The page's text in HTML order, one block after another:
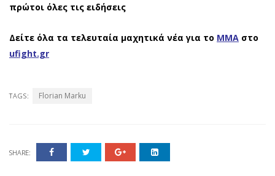
πρώτοι όλες τις ειδήσεις
Δείτε όλα τα τελευταία μαχητικά νέα για το ΜΜΑ στο
ufight.gr
TAGS: Florian Marku
SHARE: